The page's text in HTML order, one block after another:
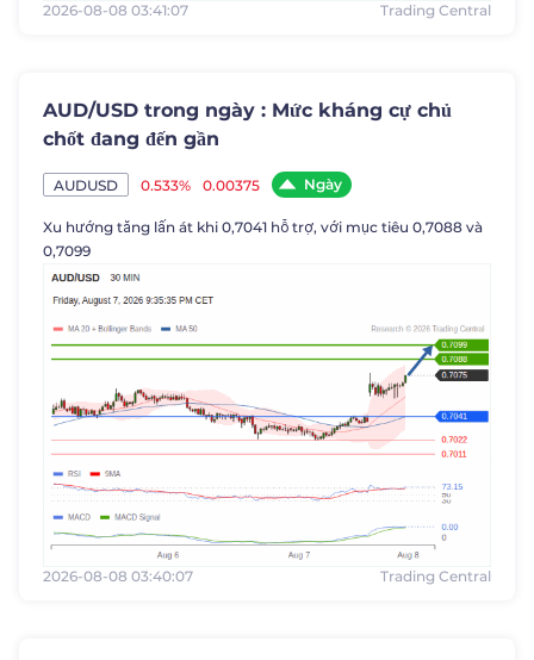
2026-08-08 03:41:07 Trading Central
AUD/USD trong ngày : Mức kháng cự chủ
chốt đang đến gần
AUDUSD 0.533% 0.00375 Ngày
Xu hướng tăng lấn át khi 0,7041 hỗ trợ, với mục tiêu 0,7088 và
0,7099
2026-08-08 03:40:07 Trading Central